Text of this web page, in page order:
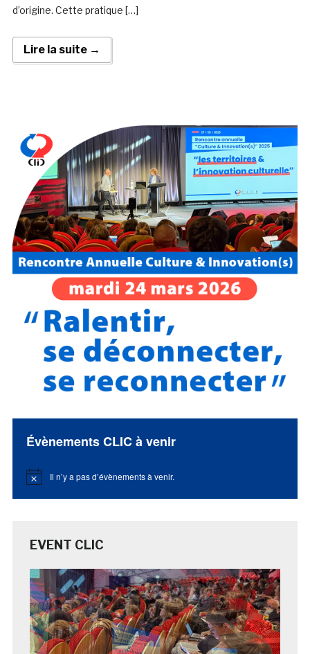
d’origine. Cette pratique […]
Lire la suite →
Évènements CLIC à venir
Notice Il n’y a pas d’évènements à venir.
EVENT CLIC